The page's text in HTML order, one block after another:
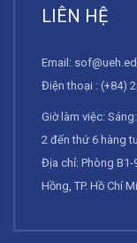
LIÊN HỆ
Email:
Điện thoại : (+84)
Giờ làm việc:
2 đến thứ 6 hàng
Địa chỉ: Phòng B1-
Hồng, TP. Hồ Chí